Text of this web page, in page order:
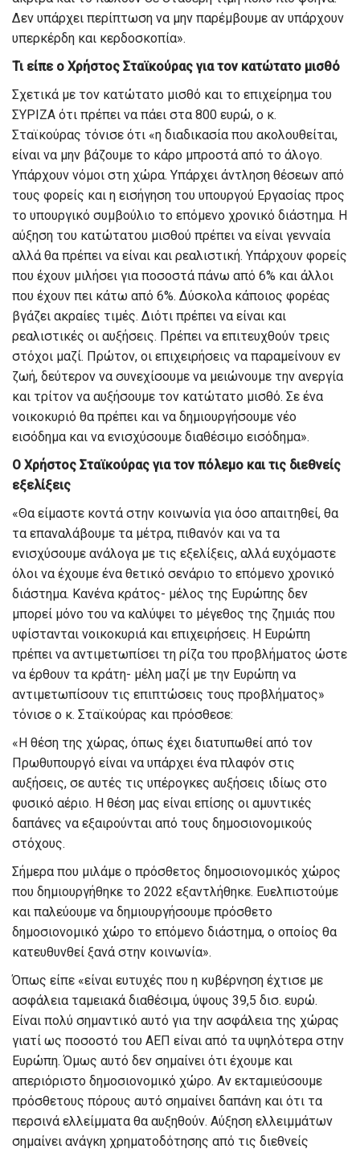
Δεν υπάρχει περίπτωση να μην παρέμβουμε αν υπάρχουν
υπερκέρδη και κερδοσκοπία».
Τι είπε ο Χρήστος Σταϊκούρας για τον κατώτατο μισθό
Σχετικά με τον κατώτατο μισθό και το επιχείρημα του
ΣΥΡΙΖΑ ότι πρέπει να πάει στα 800 ευρώ, ο κ.
Σταϊκούρας τόνισε ότι «η διαδικασία που ακολουθείται,
είναι να μην βάζουμε το κάρο μπροστά από το άλογο.
Υπάρχουν νόμοι στη χώρα. Υπάρχει άντληση θέσεων από
τους φορείς και η εισήγηση του υπουργού Εργασίας προς
το υπουργικό συμβούλιο το επόμενο χρονικό διάστημα. Η
αύξηση του κατώτατου μισθού πρέπει να είναι γενναία
αλλά θα πρέπει να είναι και ρεαλιστική. Υπάρχουν φορείς
που έχουν μιλήσει για ποσοστά πάνω από 6% και άλλοι
που έχουν πει κάτω από 6%. Δύσκολα κάποιος φορέας
βγάζει ακραίες τιμές. Διότι πρέπει να είναι και
ρεαλιστικές οι αυξήσεις. Πρέπει να επιτευχθούν τρεις
στόχοι μαζί. Πρώτον, οι επιχειρήσεις να παραμείνουν εν
ζωή, δεύτερον να συνεχίσουμε να μειώνουμε την ανεργία
και τρίτον να αυξήσουμε τον κατώτατο μισθό. Σε ένα
νοικοκυριό θα πρέπει και να δημιουργήσουμε νέο
εισόδημα και να ενισχύσουμε διαθέσιμο εισόδημα».
Ο Χρήστος Σταϊκούρας για τον πόλεμο και τις διεθνείς
εξελίξεις
«Θα είμαστε κοντά στην κοινωνία για όσο απαιτηθεί, θα
τα επαναλάβουμε τα μέτρα, πιθανόν και να τα
ενισχύσουμε ανάλογα με τις εξελίξεις, αλλά ευχόμαστε
όλοι να έχουμε ένα θετικό σενάριο το επόμενο χρονικό
διάστημα. Κανένα κράτος- μέλος της Ευρώπης δεν
μπορεί μόνο του να καλύψει το μέγεθος της ζημιάς που
υφίστανται νοικοκυριά και επιχειρήσεις. Η Ευρώπη
πρέπει να αντιμετωπίσει τη ρίζα του προβλήματος ώστε
να έρθουν τα κράτη- μέλη μαζί με την Ευρώπη να
αντιμετωπίσουν τις επιπτώσεις τους προβλήματος»
τόνισε ο κ. Σταϊκούρας και πρόσθεσε:
«Η θέση της χώρας, όπως έχει διατυπωθεί από τον
Πρωθυπουργό είναι να υπάρχει ένα πλαφόν στις
αυξήσεις, σε αυτές τις υπέρογκες αυξήσεις ιδίως στο
φυσικό αέριο. Η θέση μας είναι επίσης οι αμυντικές
δαπάνες να εξαιρούνται από τους δημοσιονομικούς
στόχους.
Σήμερα που μιλάμε ο πρόσθετος δημοσιονομικός χώρος
που δημιουργήθηκε το 2022 εξαντλήθηκε. Ευελπιστούμε
και παλεύουμε να δημιουργήσουμε πρόσθετο
δημοσιονομικό χώρο το επόμενο διάστημα, ο οποίος θα
κατευθυνθεί ξανά στην κοινωνία».
Όπως είπε «είναι ευτυχές που η κυβέρνηση έχτισε με
ασφάλεια ταμειακά διαθέσιμα, ύψους 39,5 δισ. ευρώ.
Είναι πολύ σημαντικό αυτό για την ασφάλεια της χώρας
γιατί ως ποσοστό του ΑΕΠ είναι από τα υψηλότερα στην
Ευρώπη. Όμως αυτό δεν σημαίνει ότι έχουμε και
απεριόριστο δημοσιονομικό χώρο. Αν εκταμιεύσουμε
πρόσθετους πόρους αυτό σημαίνει δαπάνη και ότι τα
περσινά ελλείμματα θα αυξηθούν. Αύξηση ελλειμμάτων
σημαίνει ανάγκη χρηματοδότησης από τις διεθνείς